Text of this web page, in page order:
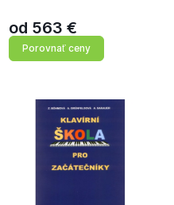
od 563 €
Porovnať ceny